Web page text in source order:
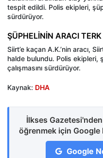
tespit edildi. Polis ekipleri,
sürdürüyor.
ŞÜPHELİNİN ARACI
Siirt’e kaçan A.K.’nin aracı,
halde bulundu. Polis ekipleri,
çalışmasını sürdürüyor.
Kaynak: DHA
İlkses
öğrenmek için
Google